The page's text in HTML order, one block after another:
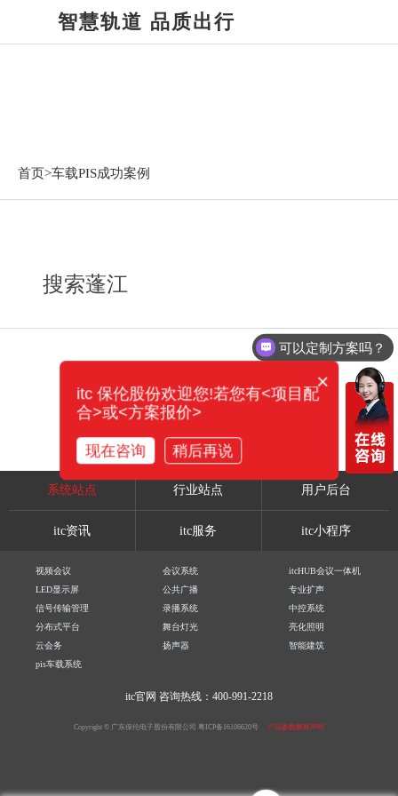
智慧轨道 品质出行
首页>车载PIS成功案例
搜索蓬江
系统站点 行业站点 用户后台
itc资讯 itc服务 itc小程序
视频会议 会议系统
itcHUB会议一体机
LED显示屏
公共广播
专业扩声
信号传输管理
录播系统
中控系统
分布式平台
舞台灯光
亮化照明
云会务
扬声器
智能建筑
pis车载系统
itc官网 咨询热线：400-991-2218
Copyright © 广东保伦电子股份有限公司 粤ICP备16106620号 产品参数解释声明
可以定制方案吗？
×
itc 保伦股份欢迎您!若您有<项目配
合>或<方案报价>
现在咨询 稍后再说